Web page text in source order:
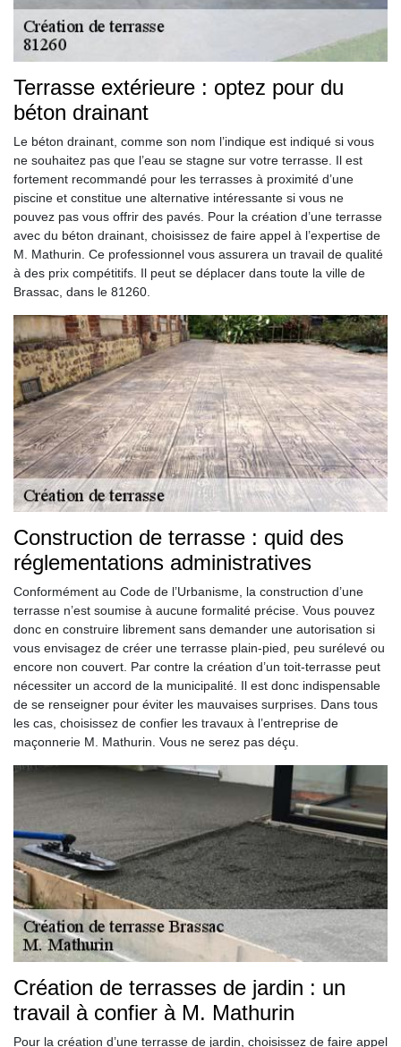
Terrasse extérieure : optez pour du
béton drainant
Le béton drainant, comme son nom l’indique est indiqué si vous
ne souhaitez pas que l’eau se stagne sur votre terrasse. Il est
fortement recommandé pour les terrasses à proximité d’une
piscine et constitue une alternative intéressante si vous ne
pouvez pas vous offrir des pavés. Pour la création d’une terrasse
avec du béton drainant, choisissez de faire appel à l’expertise de
M. Mathurin. Ce professionnel vous assurera un travail de qualité
à des prix compétitifs. Il peut se déplacer dans toute la ville de
Brassac, dans le 81260.
Construction de terrasse : quid des
réglementations administratives
Conformément au Code de l’Urbanisme, la construction d’une
terrasse n’est soumise à aucune formalité précise. Vous pouvez
donc en construire librement sans demander une autorisation si
vous envisagez de créer une terrasse plain-pied, peu surélevé ou
encore non couvert. Par contre la création d’un toit-terrasse peut
nécessiter un accord de la municipalité. Il est donc indispensable
de se renseigner pour éviter les mauvaises surprises. Dans tous
les cas, choisissez de confier les travaux à l’entreprise de
maçonnerie M. Mathurin. Vous ne serez pas déçu.
Création de terrasses de jardin : un
travail à confier à M. Mathurin
Pour la création d’une terrasse de jardin, choisissez de faire appel